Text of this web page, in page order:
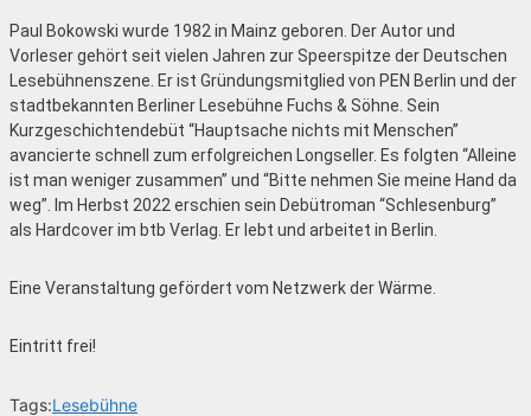
Paul Bokowski wurde 1982 in Mainz geboren. Der Autor und
Vorleser gehört seit vielen Jahren zur Speerspitze der Deutschen
Lesebühnenszene. Er ist Gründungsmitglied von PEN Berlin und der
stadtbekannten Berliner Lesebühne Fuchs & Söhne. Sein
Kurzgeschichtendebüt “Hauptsache nichts mit Menschen”
avancierte schnell zum erfolgreichen Longseller. Es folgten “Alleine
ist man weniger zusammen” und “Bitte nehmen Sie meine Hand da
weg”. Im Herbst 2022 erschien sein Debütroman “Schlesenburg”
als Hardcover im btb Verlag. Er lebt und arbeitet in Berlin.
Eine Veranstaltung gefördert vom Netzwerk der Wärme.
Eintritt frei!
Tags:Lesebühne